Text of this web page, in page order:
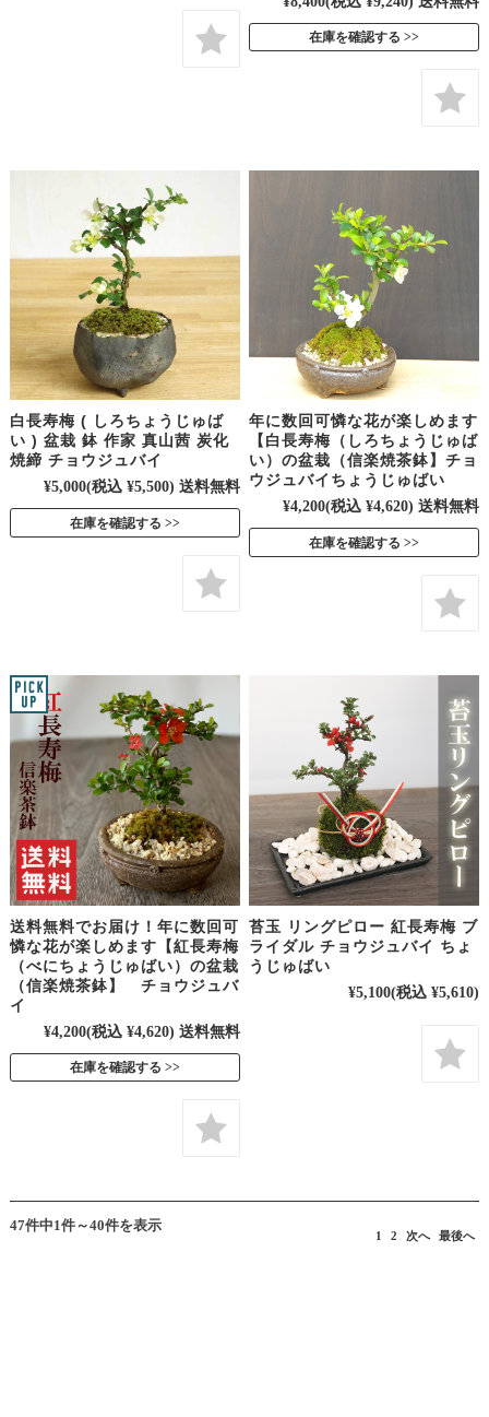
在庫を確認する
白長寿梅 ( しろちょうじゅば
い ) 盆栽 鉢 作家 真山茜 炭化
焼締 チョウジュバイ
¥5,000(税込 ¥5,500) 送料無料
在庫を確認する
年に数回可憐な花が楽しめます
【白長寿梅（しろちょうじゅば
い）の盆栽（信楽焼茶鉢】チョ
ウジュバイちょうじゅばい
¥4,200(税込 ¥4,620) 送料無料
在庫を確認する
送料無料でお届け！年に数回可
憐な花が楽しめます【紅長寿梅
（べにちょうじゅばい）の盆栽
（信楽焼茶鉢】 チョウジュバ
イ
¥4,200(税込 ¥4,620) 送料無料
在庫を確認する
苔玉 リングピロー 紅長寿梅 ブ
ライダル チョウジュバイ ちょ
うじゅばい
¥5,100(税込 ¥5,610)
47件中1件～40件を表示
1 2 次へ 最後へ